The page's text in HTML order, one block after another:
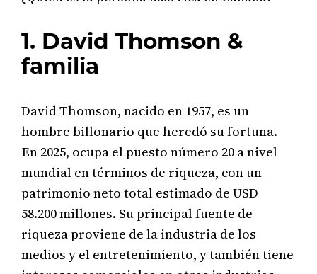
1. David Thomson &
familia
David Thomson, nacido en 1957, es un
hombre billonario que heredó su fortuna.
En 2025, ocupa el puesto número 20 a nivel
mundial en términos de riqueza, con un
patrimonio neto total estimado de USD
58.200 millones. Su principal fuente de
riqueza proviene de la industria de los
medios y el entretenimiento, y también tiene